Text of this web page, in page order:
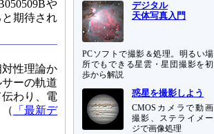
や
期待され
性理論か
ーの軌道
わり、電
「最新デ
デジタル
天体写真入門
PCソフトで撮影＆処理。明るい場
所でもできる星雲・星団撮影を初
歩から解説
惑星を撮影しよう
CMOSカメラで動画
撮影、ステライメー
ジで画像処理